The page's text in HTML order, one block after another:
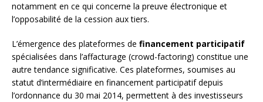
notamment en ce qui concerne la preuve électronique et
l’opposabilité de la cession aux tiers.
L’émergence des plateformes de financement participatif
spécialisées dans l’affacturage (crowd-factoring) constitue une
autre tendance significative. Ces plateformes, soumises au
statut d’intermédiaire en financement participatif depuis
l’ordonnance du 30 mai 2014, permettent à des investisseurs